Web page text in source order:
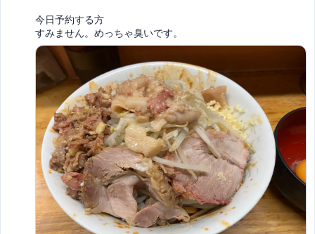
今日予約する方
すみません。めっちゃ臭いです。